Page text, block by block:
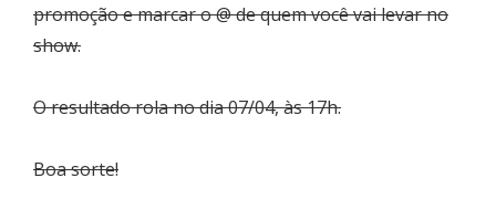
promoção e marcar o @ de quem você vai levar no
show.
O resultado rola no dia 07/04, às 17h.
Boa sorte!